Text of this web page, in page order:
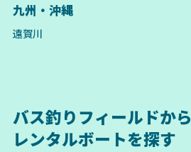
九州・沖縄
遠賀川
バス釣りフィールドから
レンタルボートを探す